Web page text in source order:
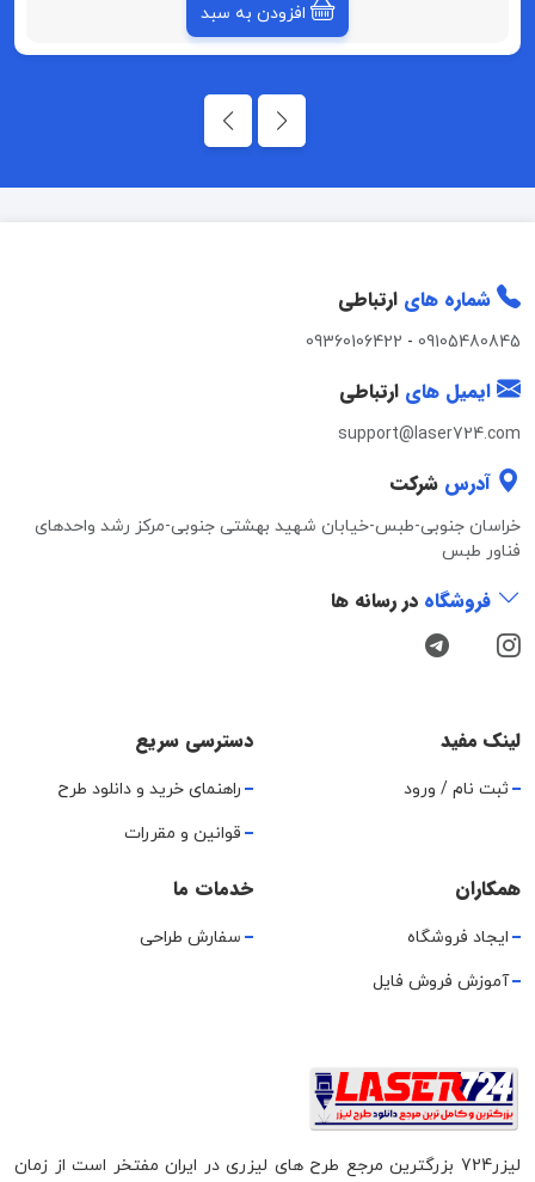
افزودن به سبد
شماره های ارتباطی
09105480845
-
09360106422
ایمیل های ارتباطی
support@laser724.com
آدرس شرکت
خراسان جنوبی-طبس-خیابان شهید بهشتی جنوبی-مرکز رشد واحدهای
فناور طبس
فروشگاه در رسانه ها
لینک مفید
ثبت نام / ورود
دسترسی سریع
راهنمای خرید و دانلود طرح
قوانین و مقررات
همکاران
ایجاد فروشگاه
آموزش فروش فایل
خدمات ما
سفارش طراحی
لیزر724 بزرگترین مرجع طرح های لیزری در ایران مفتخر است از زمان